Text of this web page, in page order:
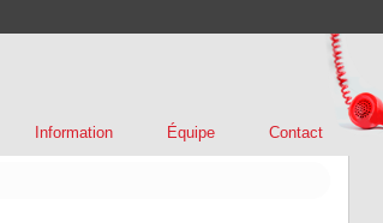
Information Équipe Contact